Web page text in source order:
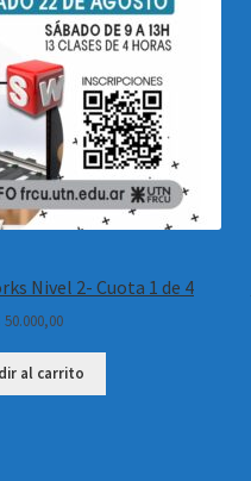
Nivel 2- Cuota 1 de 4
50.000,00
al carrito